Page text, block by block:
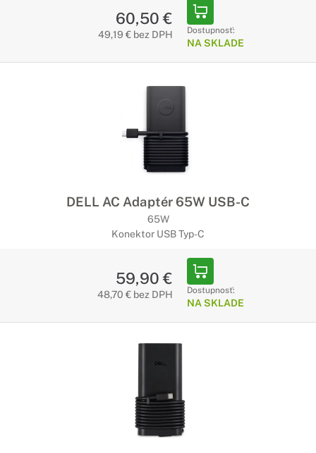
60,50 €
49,19 € bez DPH Dostupnosť:
NA SKLADE
DELL AC Adaptér 65W USB-C
65W
Konektor USB Typ-C
59,90 €
48,70 € bez DPH Dostupnosť:
NA SKLADE